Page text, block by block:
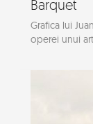
Barquet
Grafica lui
operei unui